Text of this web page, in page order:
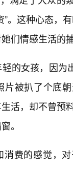
”。这种心态，
们情感生活的
的女孩，因为
片被扒了个底
活，却不曾预
。
消费的感觉，